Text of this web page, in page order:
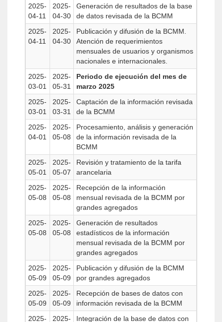
2025-
04-11
2025-
04-30
Generación de resultados de la base
de datos revisada de la BCMM
2025-
04-11
2025-
04-30
Publicación y difusión de la BCMM.
Atención de requerimientos
mensuales de usuarios y organismos
nacionales e internacionales.
2025-
03-01
2025-
05-31
Periodo de ejecución del mes de
marzo 2025
2025-
03-01
2025-
03-31
Captación de la información revisada
de la BCMM
2025-
04-01
2025-
05-08
Procesamiento, análisis y generación
de la información revisada de la
BCMM
2025-
05-01
2025-
05-07
Revisión y tratamiento de la tarifa
arancelaria
2025-
05-08
2025-
05-08
Recepción de la información
mensual revisada de la BCMM por
grandes agregados
2025-
05-08
2025-
05-08
Generación de resultados
estadísticos de la información
mensual revisada de la BCMM por
grandes agregados
2025-
05-09
2025-
05-09
Publicación y difusión de la BCMM
por grandes agregados
2025-
05-09
2025-
05-09
Recepción de bases de datos con
información revisada de la BCMM
2025-
2025-
Integración de la base de datos con